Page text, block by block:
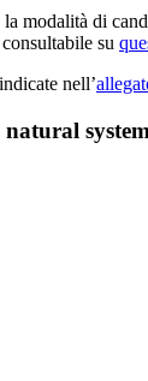
modalità di
su
nell’